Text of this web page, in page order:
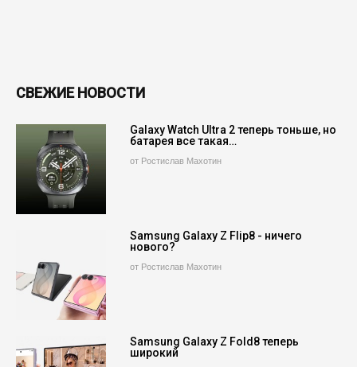
СВЕЖИЕ НОВОСТИ
Galaxy Watch Ultra 2 теперь тоньше, но
батарея все такая…
от Ростислав Махотин
Samsung Galaxy Z Flip8 - ничего
нового?
от Ростислав Махотин
Samsung Galaxy Z Fold8 теперь
широкий